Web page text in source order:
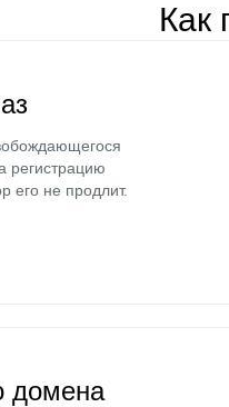
Как
регистрацию
его не продлит.
домена